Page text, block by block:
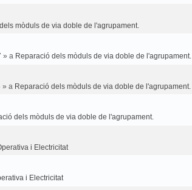
mòduls de via doble de l'agrupament.
» a Reparació dels mòduls de via doble de l'agrupament.
» a Reparació dels mòduls de via doble de l'agrupament.
dels mòduls de via doble de l'agrupament.
i Electricitat
i Electricitat